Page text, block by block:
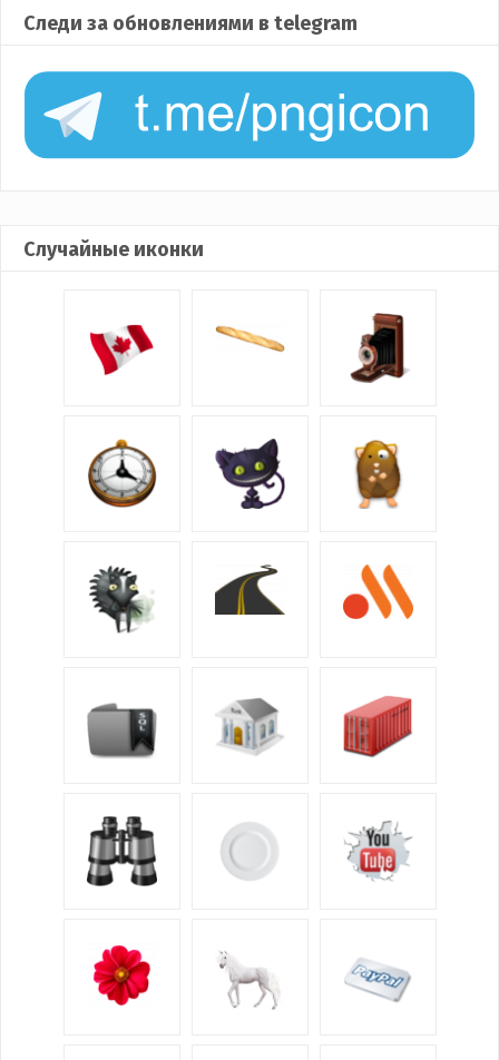
Следи за обновлениями в telegram
Случайные иконки